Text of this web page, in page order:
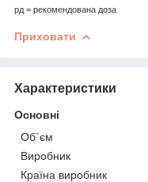
рд = рекомендована доза
Приховати
Характеристики
Основні
Об`єм
Виробник
Країна виробник